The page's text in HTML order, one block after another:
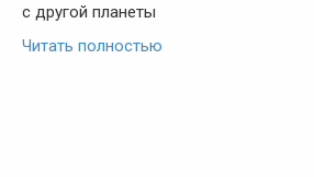
с другой планеты
Читать полностью